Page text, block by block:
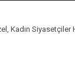
Kadın Siyasetçiler